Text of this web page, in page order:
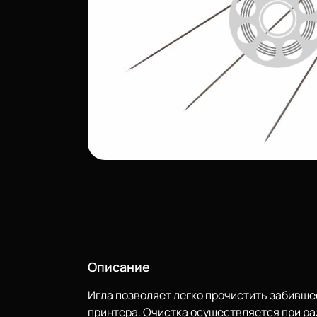
Описание
Игла позволяет легко прочистить
принтера. Очистка осуществляется при